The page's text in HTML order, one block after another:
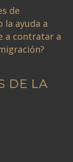
de
ayuda a
a contratar a
DE LA